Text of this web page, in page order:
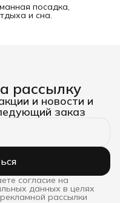
посадка,
и сна.
рассылку
и новости и
заказ
согласие на
данных в целях
рассылки